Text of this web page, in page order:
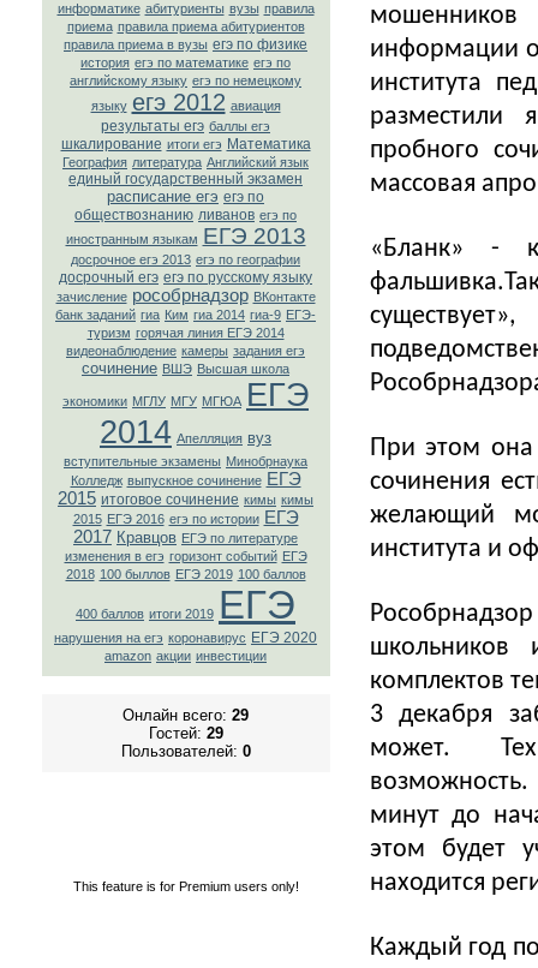
информатике абитуриенты вузы правила
приема правила приема абитуриентов
правила приема в вузы егэ по физике
история егэ по математике егэ по
английскому языку егэ по немецкому
языку егэ 2012 авиация
результаты егэ баллы егэ
шкалирование итоги егэ Математика
География литература Английский язык
единый государственный экзамен
расписание егэ егэ по
обществознанию ливанов егэ по
иностранным языкам ЕГЭ 2013
досрочное егэ 2013 егэ по географии
досрочный егэ егэ по русскому языку
зачисление рособрнадзор ВКонтaкте
банк заданий гиа Ким гиа 2014 гиа-9 ЕГЭ-
туризм горячая линия ЕГЭ 2014
видеонаблюдение камеры задания егэ
сочинение ВШЭ Высшая школа
экономики МГЛУ МГУ МГЮА ЕГЭ
2014 Апелляция вуз
вступительные экзамены Минобрнаука
Колледж выпускное сочинение ЕГЭ
2015 итоговое сочинение кимы кимы
2015 ЕГЭ 2016 егэ по истории ЕГЭ
2017 Кравцов ЕГЭ по литературе
изменения в егэ горизонт событий ЕГЭ
2018 100 быллов ЕГЭ 2019 100 баллов
400 баллов итоги 2019 ЕГЭ
нарушения на егэ коронавирус ЕГЭ 2020
amazon акции инвестиции
Онлайн всего: 29
Гостей: 29
Пользователей: 0
This feature is for Premium users only!
информации
института
пробного
массовая
«Бланк» -
При этом
сочинения
желающий
института и
школьников
комплектов
3 декабря
может.
минут до
этом будет
находится
Каждый год